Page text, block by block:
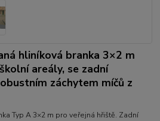
hliníková branka 3×2 m
areály, se zadní
záchytem míčů z
Typ A 3×2 m pro veřejná hřiště. Zadní